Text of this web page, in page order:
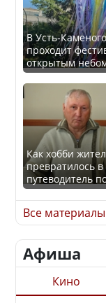
Қазақстан
елдері
индексінде көш
Казахстан
рейтинг
среди стран
Азии
В Усть-
проходит
открытым
Как хобби
превратилось в
путеводитель
Все материалы
Афиша
Кино